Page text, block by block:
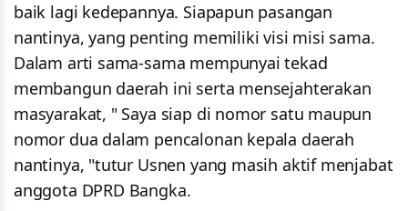
baik lagi kedepannya. Siapapun pasangan
nantinya, yang penting memiliki visi misi sama.
Dalam arti sama-sama mempunyai tekad
membangun daerah ini serta mensejahterakan
masyarakat, " Saya siap di nomor satu maupun
nomor dua dalam pencalonan kepala daerah
nantinya, "tutur Usnen yang masih aktif menjabat
anggota DPRD Bangka.